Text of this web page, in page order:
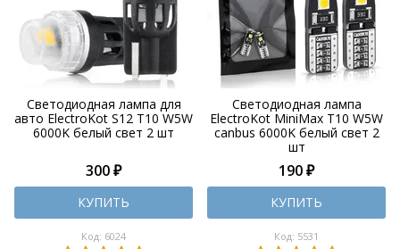
Светодиодная лампа для
авто ElectroKot S12 T10 W5W
6000K белый свет 2 шт
300 ₽
КУПИТЬ
Код: 6024
Светодиодная лампа
ElectroKot MiniMax T10 W5W
canbus 6000K белый свет 2
шт
190 ₽
КУПИТЬ
Код: 5531